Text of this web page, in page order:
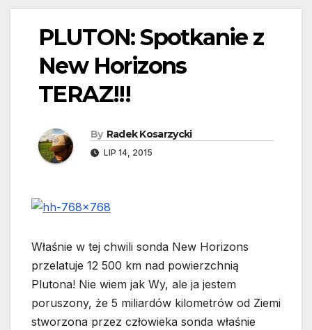
PLUTON: Spotkanie z
New Horizons
TERAZ!!!
By Radek Kosarzycki
LIP 14, 2015
Właśnie w tej chwili sonda New Horizons
przelatuje 12 500 km nad powierzchnią
Plutona! Nie wiem jak Wy, ale ja jestem
poruszony, że 5 miliardów kilometrów od Ziemi
stworzona przez człowieka sonda właśnie